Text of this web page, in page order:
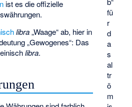
fü
r
d
a
s
al
tr
ö
m
ist es die offizielle
libra„Waage“ ab, hier in
„Gewogenes“: Das
libra.